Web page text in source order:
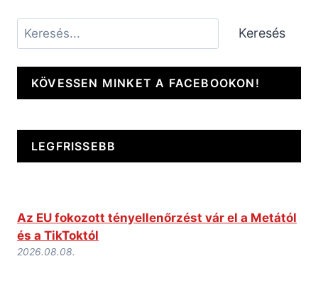
Keresés Keresés
KÖVESSEN MINKET A FACEBOOKON!
LEGFRISSEBB
Az EU fokozott tényellenőrzést vár el a Metától
és a TikToktól
2026.08.08.